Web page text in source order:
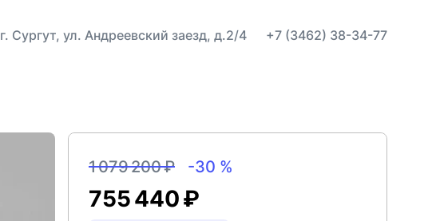
г. Сургут, ул. Андреевский заезд, д.2/4 +7 (3462) 38-34-77
1 079 200 ₽ -30 %
755 440 ₽